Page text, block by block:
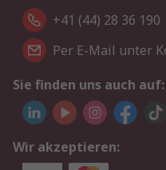
+41 (44) 28 36 190
Per E-Mail unter
Sie finden uns auch auf:
Wir akzeptieren: